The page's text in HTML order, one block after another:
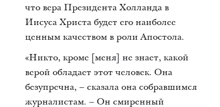
что вера Президента Холланда в
Иисуса Христа будет его наиболее
ценным качеством в роли Апостола.
«Никто, кроме [меня] не знает, какой
верой обладает этот человек. Она
безупречна, – сказала она собравшимся
журналистам. – Он смиренный